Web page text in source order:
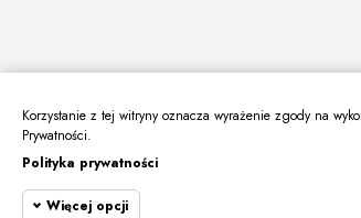
Korzystanie z tej witryny oznacza wyrażenie zgody na
Prywatności.
Polityka prywatności
Więcej opcji